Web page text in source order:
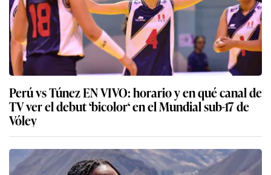
Perú vs Túnez EN VIVO: horario y en qué canal de
TV ver el debut ‘bicolor‘ en el Mundial sub-17 de
Vóley